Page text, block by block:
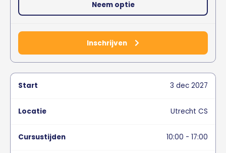
Neem optie
Inschrijven
3 dec 2027
Utrecht CS
10:00 - 17:00